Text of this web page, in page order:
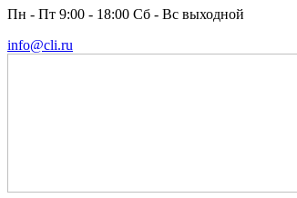
Пн - Пт 9:00 - 18:00 Сб - Вс выходной
info@cli.ru